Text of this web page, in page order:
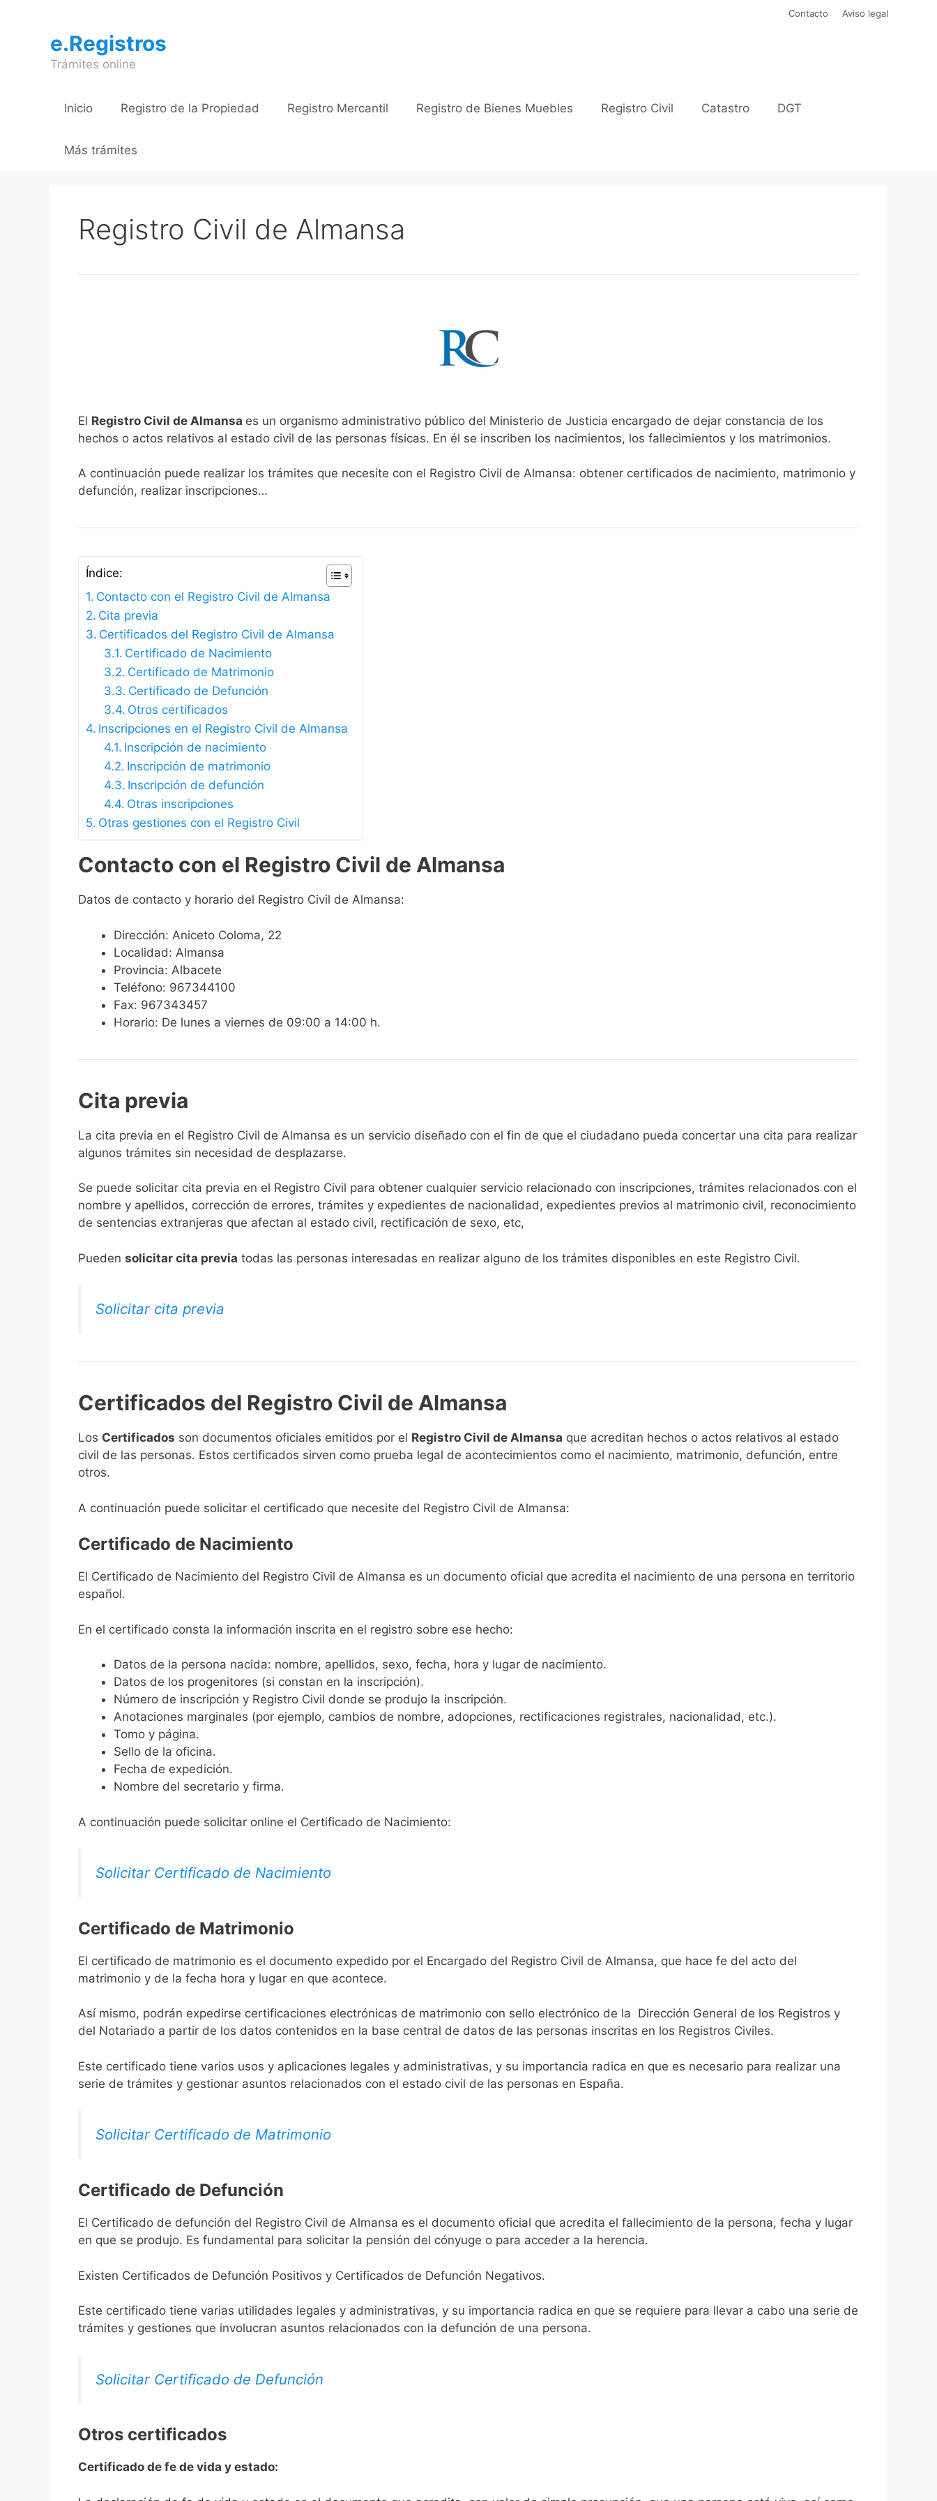
contenido
Contacto Aviso legal
e.Registros
Trámites online
Inicio Registro de la Propiedad Registro Mercantil Registro de Bienes Muebles Registro Civil Catastro DGT
Más trámites
Registro Civil de Almansa
El Registro Civil de Almansa es un organismo administrativo público del Ministerio de Justicia encargado de dejar constancia de los
hechos o actos relativos al estado civil de las personas físicas. En él se inscriben los nacimientos, los fallecimientos y los matrimonios.
A continuación puede realizar los trámites que necesite con el Registro Civil de Almansa: obtener certificados de nacimiento, matrimonio y
defunción, realizar inscripciones…
Índice:
Contacto con el Registro Civil de Almansa
Cita previa
Certificados del Registro Civil de Almansa
Certificado de Nacimiento
Certificado de Matrimonio
Certificado de Defunción
Otros certificados
Inscripciones en el Registro Civil de Almansa
Inscripción de nacimiento
Inscripción de matrimonio
Inscripción de defunción
Otras inscripciones
Otras gestiones con el Registro Civil
Contacto con el Registro Civil de Almansa
Datos de contacto y horario del Registro Civil de Almansa:
Dirección: Aniceto Coloma, 22
Localidad: Almansa
Provincia: Albacete
Teléfono: 967344100
Fax: 967343457
Horario: De lunes a viernes de 09:00 a 14:00 h.
Cita previa
​​​​​​​​​​​​​​​​​​​​​​​​​​​​La cita previa en el Registro Civil de Almansa es un servicio diseñado con el fin de que el ciudadano pueda concertar una cita para realizar
algunos trámites sin necesidad de desplazarse.​
Se puede solicitar cita previa en el Registro Civil para obtener cualquier servicio relacionado con inscripciones, trámites relacionados con el
nombre y apellidos, corrección de errores, trámites y expedientes de nacionalidad, expedientes previos al matrimonio civil, reconocimiento
de sentencias extranjeras que afectan al estado civil, rectificación de sexo, etc,
​Pueden solicitar cita previa todas las personas interesadas en realizar alguno de los trámites disponibles en este Registro Civil.​
Solicitar cita previa
Certificados del Registro Civil de Almansa
Los Certificados son documentos oficiales emitidos por el Registro Civil de Almansa que acreditan hechos o actos relativos al estado
civil de las personas. Estos certificados sirven como prueba legal de acontecimientos como el nacimiento, matrimonio, defunción, entre
otros.
A continuación puede solicitar el certificado que necesite del Registro Civil de Almansa:
Certificado de Nacimiento
El Certificado de Nacimiento del Registro Civil de Almansa es un documento oficial que acredita el nacimiento de una persona en territorio
español.
En el certificado consta la información inscrita en el registro sobre ese hecho:
Datos de la persona nacida: nombre, apellidos, sexo, fecha, hora y lugar de nacimiento.
Datos de los progenitores (si constan en la inscripción).
Número de inscripción y Registro Civil donde se produjo la inscripción.
Anotaciones marginales (por ejemplo, cambios de nombre, adopciones, rectificaciones registrales, nacionalidad, etc.).
Tomo y página.
Sello de la oficina.
Fecha de expedición.
Nombre del secretario y firma.
A continuación puede solicitar online el Certificado de Nacimiento:
Solicitar Certificado de Nacimiento
Certificado de Matrimonio
El certificado de matrimonio es el documento expedido por el Encargado del Registro Civil de Almansa, que hace fe del acto del
matrimonio y de la fecha hora y lugar en que acontece.
Así mismo, podrán expedirse certificaciones electrónicas de matrimonio con sello electrónico de la Dirección General de los Registros y
del Notariado a partir de los datos contenidos en la base central de datos de las personas inscritas en los Registros Civiles.
Este certificado tiene varios usos y aplicaciones legales y administrativas, y su importancia radica en que es necesario para realizar una
serie de trámites y gestionar asuntos relacionados con el estado civil de las personas en España.
Solicitar Certificado de Matrimonio
Certificado de Defunción
El Certificado de defunción del Registro Civil de Almansa es el documento oficial que acredita el fallecimiento de la persona, fecha y lugar
en que se produjo. Es fundamental para solicitar la pensión del cónyuge o para acceder a la herencia.
Existen Certificados de Defunción Positivos y Certificados de Defunción Negativos.
Este certificado tiene varias utilidades legales y administrativas, y su importancia radica en que se requiere para llevar a cabo una serie de
trámites y gestiones que involucran asuntos relacionados con la defunción de una persona.
Solicitar Certificado de Defunción
Otros certificados
Certificado de fe de vida y estado: